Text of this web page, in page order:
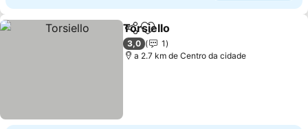
PartilharAdicionar aos favoritos
Torsiello
3,0
1
a 2.7 km de Centro da cidade